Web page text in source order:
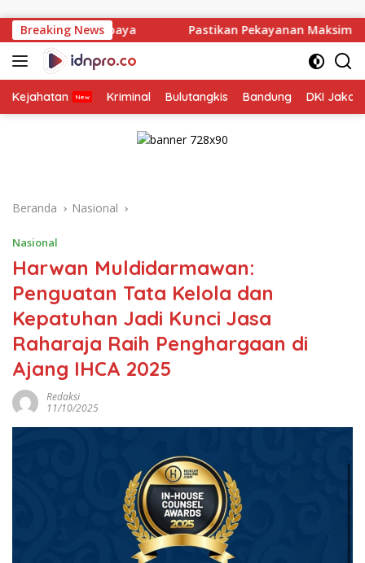
ke
konten
Breaking NewsPastikan Pekayanan Maksimal, Direksi Jasa
Kejahatan Kriminal Bulutangkis Bandung DKI
Beranda Nasional
Nasional
Harwan Muldidarmawan:
Penguatan Tata Kelola dan
Kepatuhan Jadi Kunci Jasa
Raharaja Raih Penghargaan di
Ajang IHCA 2025
Redaksi
11/10/2025